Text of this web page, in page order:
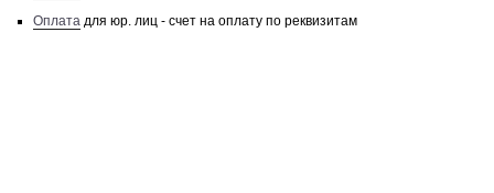
Оплата для юр. лиц - счет на оплату по реквизитам